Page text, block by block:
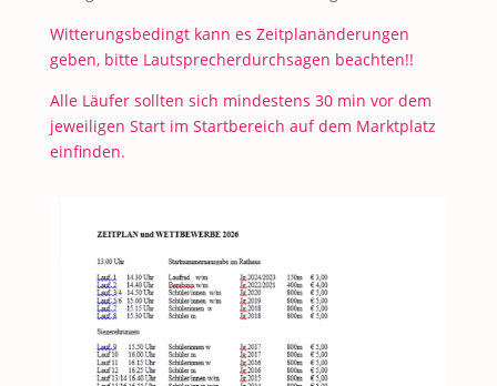
Witterungsbedingt kann es Zeitplanänderungen
geben, bitte Lautsprecherdurchsagen beachten!!
Alle Läufer sollten sich mindestens 30 min vor dem
jeweiligen Start im Startbereich auf dem Marktplatz
einfinden.